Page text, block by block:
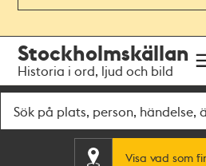
navigationen
huvudinnehållet
Stockholmskällan
Historia i ord, ljud och bild
Visa vad som